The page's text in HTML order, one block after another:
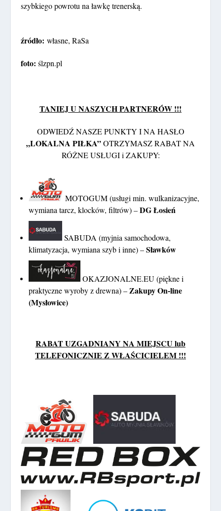
szybkiego powrotu na ławkę trenerską.
źródło:własne, RaSa
foto:ślzpn.pl
TANIEJ U NASZYCH PARTNERÓW !!!
ODWIEDŹ NASZE PUNKTY I NA HASŁO
„LOKALNA PIŁKA”OTRZYMASZ RABAT NA
RÓŻNE USŁUGI i ZAKUPY:
MOTOGUM (usługi min. wulkanizacyjne,
wymiana tarcz, klocków, filtrów) –DG Łosień
SABUDA (myjnia samochodowa,
klimatyzacja, wymiana szyb i inne) –Sławków
OKAZJONALNE.EU (piękne i
praktyczne wyroby z drewna) – Zakupy On-line
(Mysłowice)
RABAT UZGADNIANY NA MIEJSCU lub
TELEFONICZNIE Z WŁAŚCICIELEM !!!